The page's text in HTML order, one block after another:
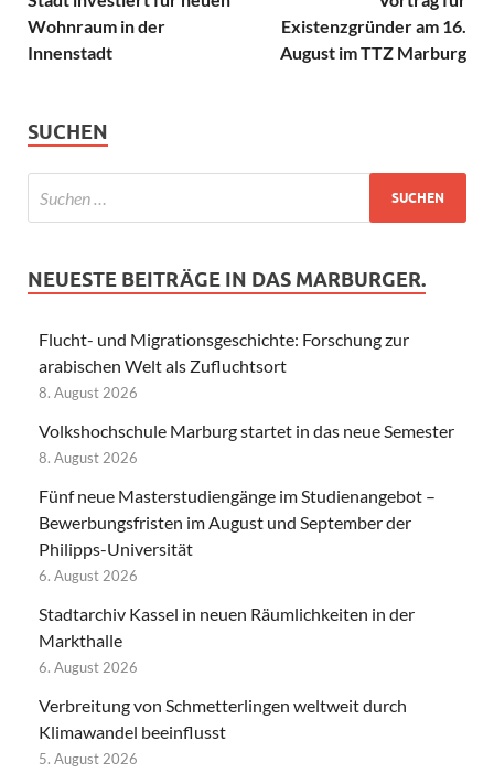
Wohnraum in der
Innenstadt
Existenzgründer am 16.
August im TTZ Marburg
SUCHEN
NEUESTE BEITRÄGE IN DAS MARBURGER.
Flucht- und Migrationsgeschichte: Forschung zur
arabischen Welt als Zufluchtsort
8. August 2026
Volkshochschule Marburg startet in das neue Semester
8. August 2026
Fünf neue Masterstudiengänge im Studienangebot –
Bewerbungsfristen im August und September der
Philipps-Universität
6. August 2026
Stadtarchiv Kassel in neuen Räumlichkeiten in der
Markthalle
6. August 2026
Verbreitung von Schmetterlingen weltweit durch
Klimawandel beeinflusst
5. August 2026